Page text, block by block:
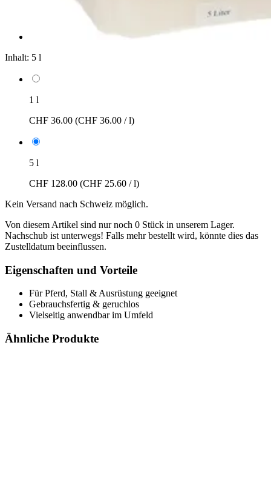
Inhalt: 5 l
1 l
CHF 36.00 (CHF 36.00 / l)
5 l
CHF 128.00 (CHF 25.60 / l)
Kein Versand nach Schweiz möglich.
Von diesem Artikel sind nur noch 0 Stück in unserem Lager.
Nachschub ist unterwegs! Falls mehr bestellt wird, könnte dies das
Zustelldatum beeinflussen.
Eigenschaften und Vorteile
Für Pferd, Stall & Ausrüstung geeignet
Gebrauchsfertig & geruchlos
Vielseitig anwendbar im Umfeld
Ähnliche Produkte